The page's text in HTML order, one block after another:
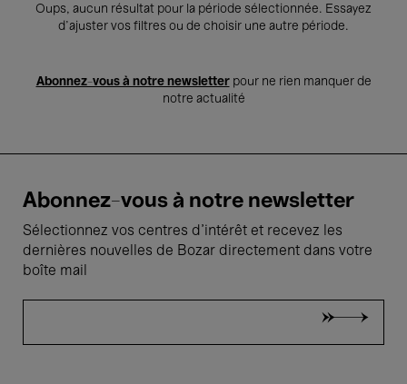
Oups, aucun résultat pour la période sélectionnée. Essayez
d’ajuster vos filtres ou de choisir une autre période.
Abonnez-vous à notre newsletterpour ne rien manquer de
notre actualité
Abonnez-vous à notre newsletter
Sélectionnez vos centres d'intérêt et recevez les
dernières nouvelles de Bozar directement dans votre
boîte mail